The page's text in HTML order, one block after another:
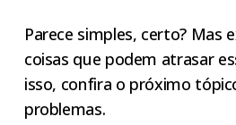
Parece simples, certo? Mas
coisas que podem atrasar
isso, confira o próximo
problemas.